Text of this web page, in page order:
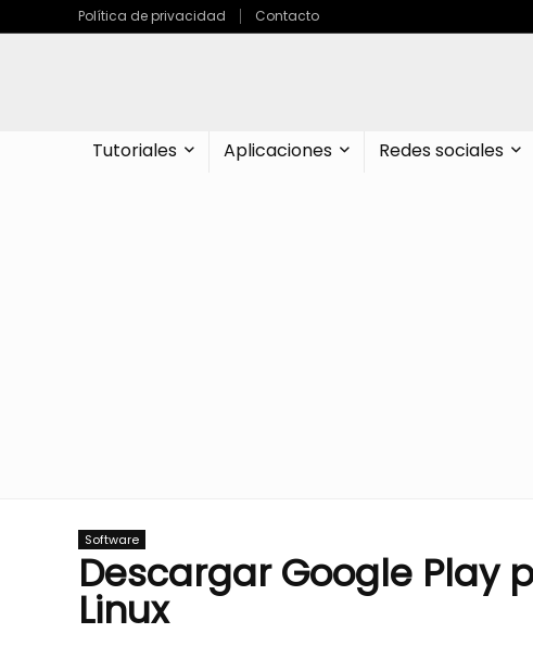
Política de privacidad Contacto
Tutoriales Aplicaciones Redes sociales
Software
Descargar Google Play
Linux